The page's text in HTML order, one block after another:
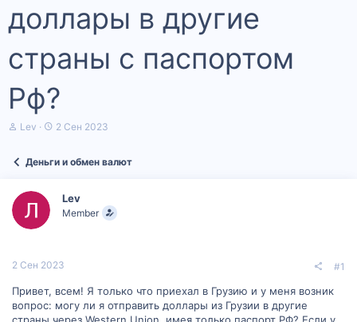
доллары в другие
страны с паспортом
Рф?
А
т
м
ы
Lev
Д
а
2 Сен 2023
Деньги и обмен валют
Lev
Member
2 Сен 2023 #1
Привет, всем! Я только что приехал в Грузию и у меня возник
вопрос: могу ли я отправить доллары из Грузии в другие
страны через Western Union, имея только паспорт РФ? Если у